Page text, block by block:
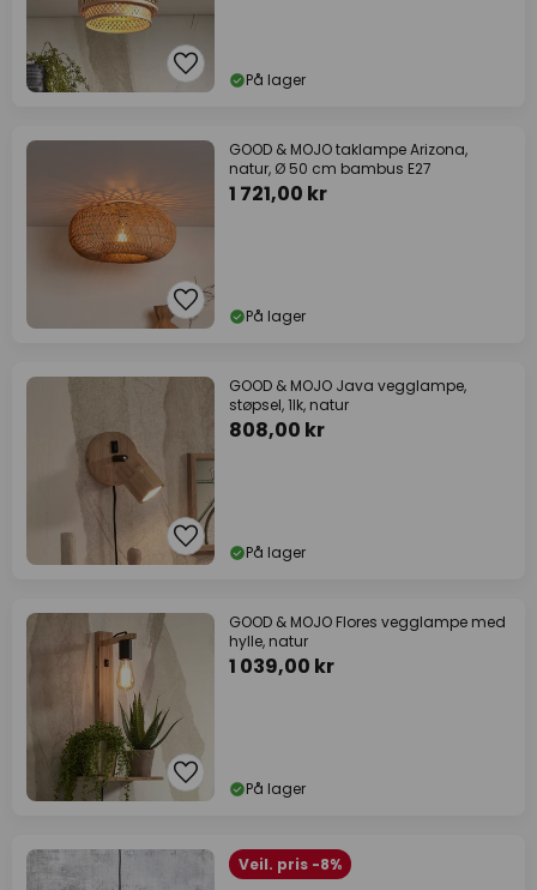
På lager
GOOD & MOJO taklampe Arizona,
natur, Ø 50 cm bambus E27
1 721,00 kr
På lager
GOOD & MOJO Java vegglampe,
støpsel, 1lk, natur
808,00 kr
På lager
GOOD & MOJO Flores vegglampe med
hylle, natur
1 039,00 kr
På lager
Veil. pris -8%